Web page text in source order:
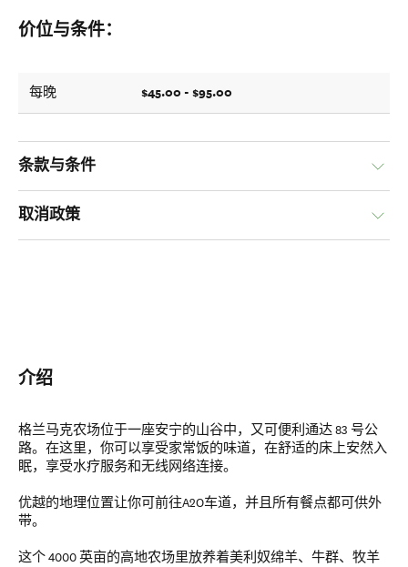
价位与条件：
每晚 $45.00 - $95.00
条款与条件
取消政策
介绍
格兰马克农场位于一座安宁的山谷中，又可便利通达 83 号公
路。在这里，你可以享受家常饭的味道，在舒适的床上安然入
眠，享受水疗服务和无线网络连接。
优越的地理位置让你可前往A2O车道，并且所有餐点都可供外
带。
这个 4000 英亩的高地农场里放养着美利奴绵羊、牛群、牧羊